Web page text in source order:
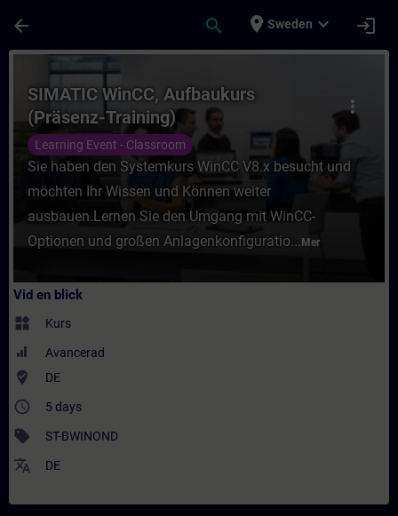
arrow_back search place Sweden expand_more login
Kurs - SIMATIC WinCC, Aufbaukurs
more_vert
SIMATIC WinCC, Aufbaukurs
(Präsenz-Training)
Learning Event - Classroom
Sie haben den Systemkurs WinCC V8.x besucht und
möchten Ihr Wissen und Können weiter
ausbauen.Lernen Sie den Umgang mit WinCC-
Optionen und großen Anlagenkonfiguratio... Mer
Vid en blick
widgets Kurs
Avancerad
where_to_vote DE
access_time 5 days
sell ST-BWINOND
translate DE